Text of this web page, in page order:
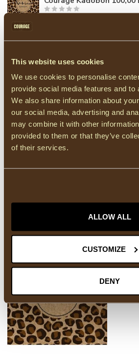
This website uses cookies
We use cookies to personalise
provide social media features and to
We also share information about
our social media, advertising and
may combine it with other
provided to them or that they’ve
of their services.
ALLOW ALL
CUSTOMIZE
DENY
Op voorraad
(9)
HEEFT U VRAGEN OVER
info@courage-fashion.be
RECENT BEKEKEN